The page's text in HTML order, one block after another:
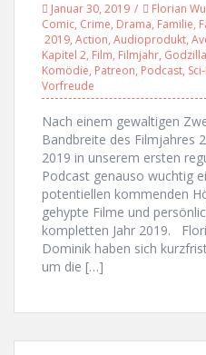
Januar 30, 2019 Florian
Comic, Crime, Drama, Familie,
2019, Action, Audioprodukt,
Kapitel 2, Film, Filmjahr, Godzilla
Komödie, Patreon, Podcast,
Vorfreude
Nach einem gewaltigen
Bandbreite des Filmjahres
2019 in unserem ersten
Podcast genauso wuchtig
potentiellen kommenden
gehypte Filme und
kompletten Jahr 2019.
Dominik haben sich
um die […]